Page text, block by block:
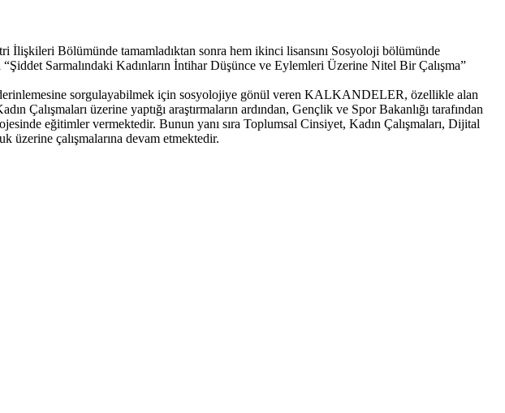
Bölümünde tamamladıktan sonra hem ikinci lisansını Sosyoloji bölümünde
Sarmalındaki Kadınların İntihar Düşünce ve Eylemleri Üzerine Nitel Bir Çalışma”
sorgulayabilmek için sosyolojiye gönül veren KALKANDELER, özellikle alan
Çalışmaları üzerine yaptığı araştırmaların ardından, Gençlik ve Spor Bakanlığı tarafından
eğitimler vermektedir. Bunun yanı sıra Toplumsal Cinsiyet, Kadın Çalışmaları, Dijital
çalışmalarına devam etmektedir.